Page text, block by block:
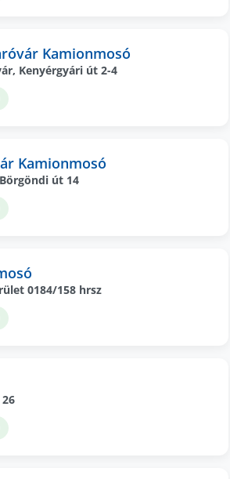
Kamionmosó
Kenyérgyári út 2-4
Kamionmosó
út 14
0184/158 hrsz